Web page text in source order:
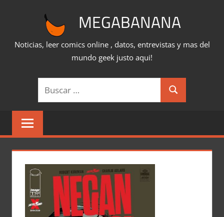
MEGABANANA
Noticias, leer comics online , datos, entrevistas y mas del
mundo geek justo aqui!
Buscar:
Buscar